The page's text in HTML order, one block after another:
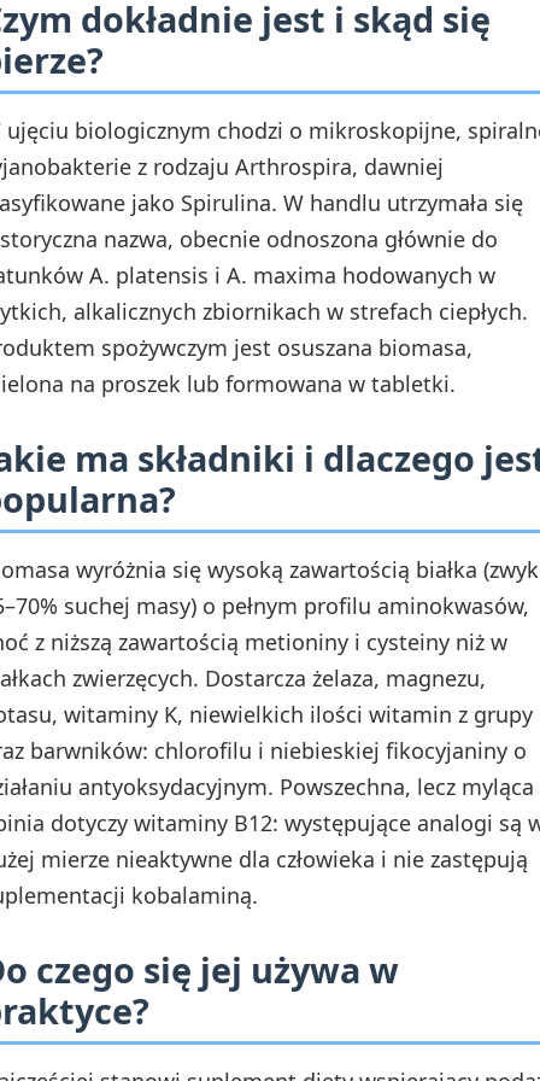
dokładnie jest i skąd się
ujęciu biologicznym chodzi o mikroskopijne,
z rodzaju Arthrospira, dawniej
jako Spirulina. W handlu utrzymała się
nazwa, obecnie odnoszona głównie do
A. platensis i A. maxima hodowanych w
alkalicznych zbiornikach w strefach ciepłych.
spożywczym jest osuszana biomasa,
na proszek lub formowana w tabletki.
ma składniki i dlaczego
wyróżnia się wysoką zawartością białka
suchej masy) o pełnym profilu aminokwasów,
z niższą zawartością metioniny i cysteiny niż w
zwierzęcych. Dostarcza żelaza, magnezu,
witaminy K, niewielkich ilości witamin z grupy
barwników: chlorofilu i niebieskiej fikocyjaniny o
antyoksydacyjnym. Powszechna, lecz myląca
dotyczy witaminy B12: występujące analogi są
mierze nieaktywne dla człowieka i nie zastępują
kobalaminą.
czego się jej używa w